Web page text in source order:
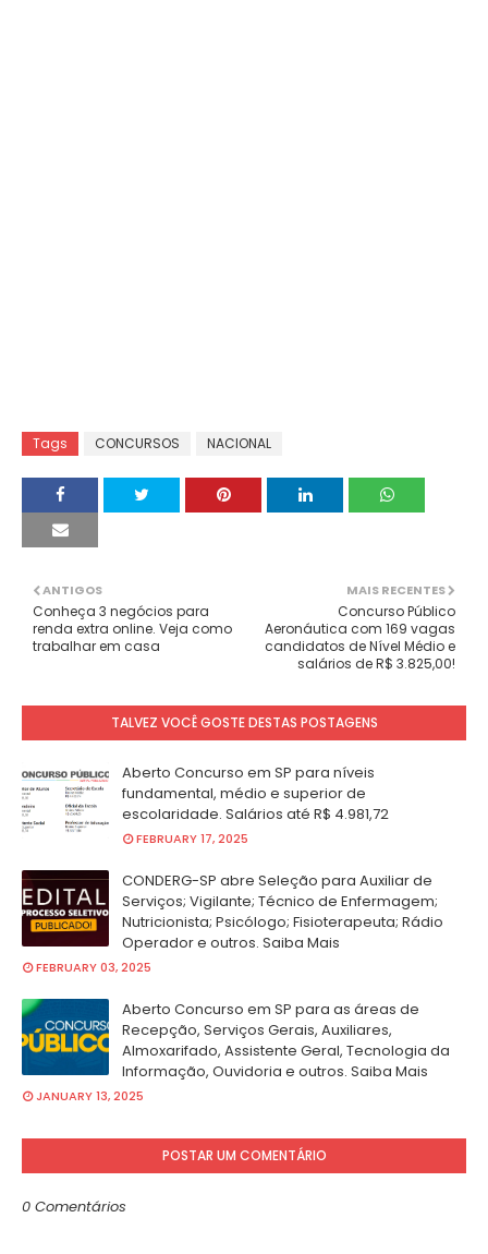
Tags CONCURSOS NACIONAL
MAIS RECENTES
Concurso Público
Aeronáutica com 169 vagas
candidatos de Nível Médio e
salários de R$ 3.825,00!
ANTIGOS
Conheça 3 negócios para
renda extra online. Veja como
trabalhar em casa
TALVEZ VOCÊ GOSTE DESTAS POSTAGENS
Aberto Concurso em SP para níveis
fundamental, médio e superior de
escolaridade. Salários até R$ 4.981,72
FEBRUARY 17, 2025
CONDERG-SP abre Seleção para Auxiliar de
Serviços; Vigilante; Técnico de Enfermagem;
Nutricionista; Psicólogo; Fisioterapeuta; Rádio
Operador e outros. Saiba Mais
FEBRUARY 03, 2025
Aberto Concurso em SP para as áreas de
Recepção, Serviços Gerais, Auxiliares,
Almoxarifado, Assistente Geral, Tecnologia da
Informação, Ouvidoria e outros. Saiba Mais
JANUARY 13, 2025
POSTAR UM COMENTÁRIO
0 Comentários